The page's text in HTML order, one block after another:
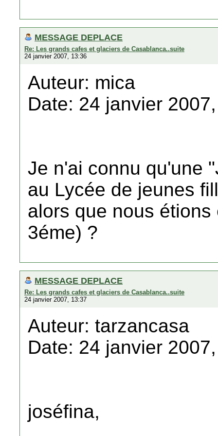
MESSAGE DEPLACE
Re: Les grands cafes et glaciers de Casablanca..suite
24 janvier 2007, 13:36
Auteur: mica
Date: 24 janvier
Je n'ai connu qu'une
au Lycée de jeunes
alors que nous
3éme) ?
MESSAGE DEPLACE
Re: Les grands cafes et glaciers de Casablanca..suite
24 janvier 2007, 13:37
Auteur: tarzancasa
Date: 24 janvier
joséfina,